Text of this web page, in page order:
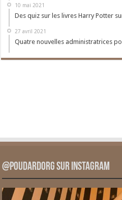
10 mai 2021
Des quiz sur les livres Harry Potter
27 avril 2021
Quatre nouvelles administratrices
@PoudardOrg sur Instagram